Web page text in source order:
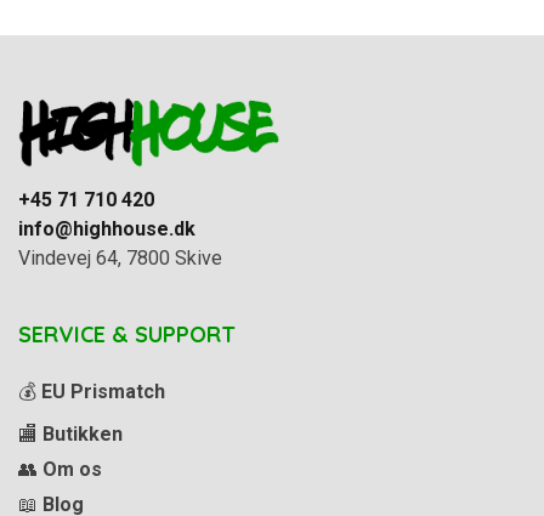
+45 71 710 420
info@highhouse.dk
Vindevej 64, 7800 Skive
SERVICE & SUPPORT
💰 EU Prismatch
🏬 Butikken
👥 Om os
📖 Blog